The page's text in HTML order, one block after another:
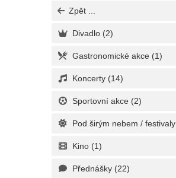
Zpět ...
Divadlo (2)
Gastronomické akce (1)
Koncerty (14)
Sportovní akce (2)
Pod širým nebem / festivaly
Kino (1)
Přednášky (22)